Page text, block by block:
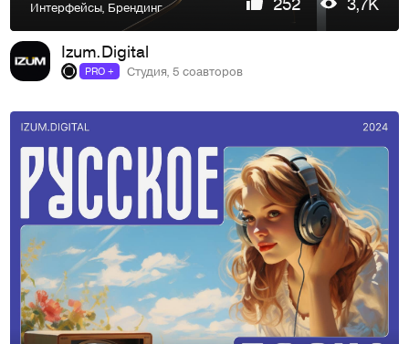
Интерфейсы, Брендинг
Izum.Digital
PRO + Студия, 5 соавторов